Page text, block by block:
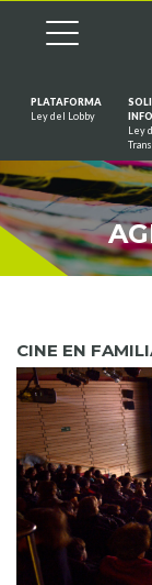
PLATAFORMA
Ley del Lobby
Ley
CINE EN